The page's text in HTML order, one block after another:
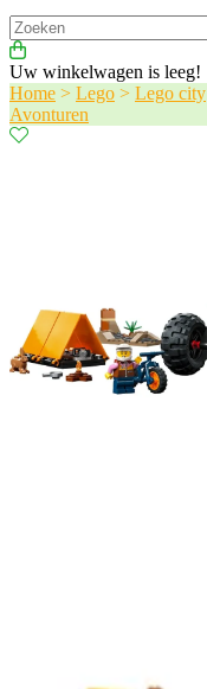
Uw winkelwagen is leeg!
Home > Lego > Lego city
Avonturen